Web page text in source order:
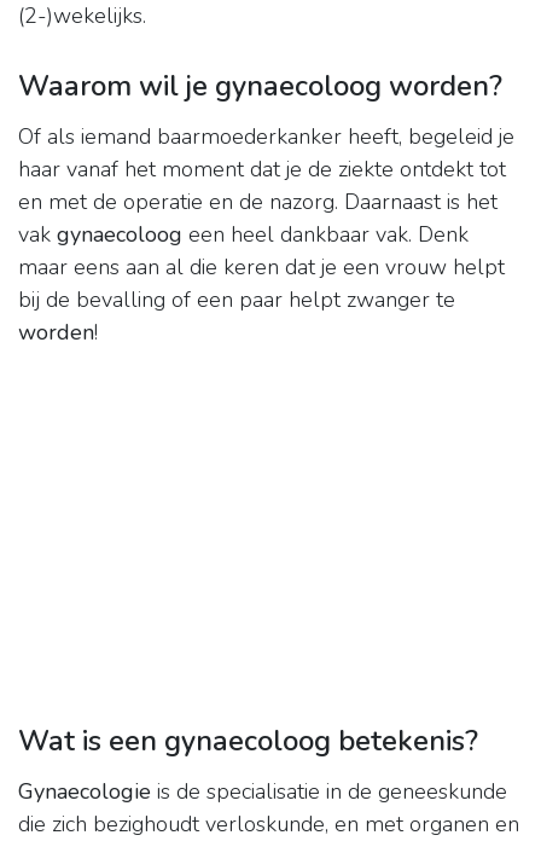
(2-)wekelijks.
Waarom wil je gynaecoloog worden?
Of als iemand baarmoederkanker heeft, begeleid je
haar vanaf het moment dat je de ziekte ontdekt tot
en met de operatie en de nazorg. Daarnaast is het
vak gynaecoloog een heel dankbaar vak. Denk
maar eens aan al die keren dat je een vrouw helpt
bij de bevalling of een paar helpt zwanger te
worden!
Wat is een gynaecoloog betekenis?
Gynaecologie is de specialisatie in de geneeskunde
die zich bezighoudt verloskunde, en met organen en